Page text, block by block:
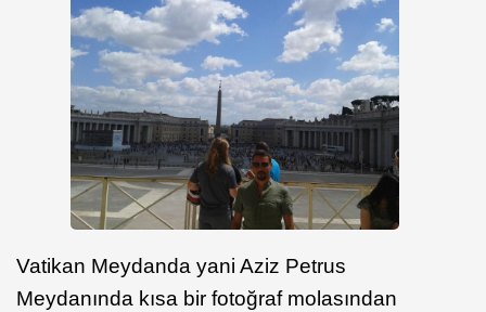
Vatikan Meydanda yani Aziz Petrus
Meydanında kısa bir fotoğraf molasından